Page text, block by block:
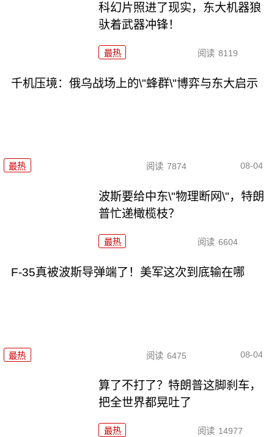
科幻片照进了现实，东大机器狼
驮着武器冲锋！
最热 阅读 8119
千机压境：俄乌战场上的\"蜂群\"博弈与东大启示
最热 阅读 7874 08-04
波斯要给中东\"物理断网\"，特朗
普忙递橄榄枝？
最热 阅读 6604
F-35真被波斯导弹端了！美军这次到底输在哪
最热 阅读 6475 08-04
算了不打了？特朗普这脚刹车，
把全世界都晃吐了
最热 阅读 14977